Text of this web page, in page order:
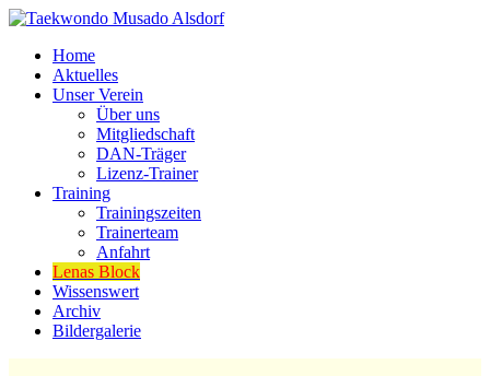
Home
Aktuelles
Unser Verein
Über uns
Mitgliedschaft
DAN-Träger
Lizenz-Trainer
Training
Trainingszeiten
Trainerteam
Anfahrt
Lenas Block
Wissenswert
Archiv
Bildergalerie